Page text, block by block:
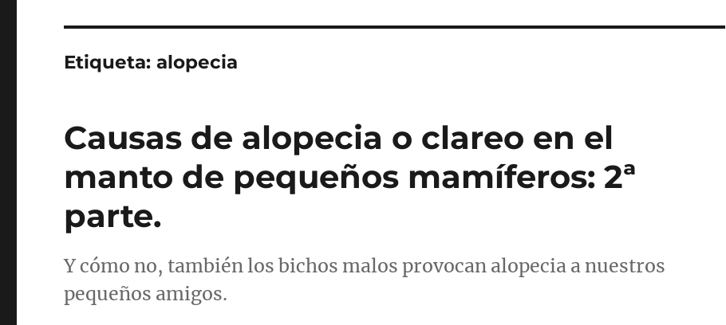
Etiqueta:alopecia
Causas de alopecia o clareo en el
manto de pequeños mamíferos: 2ª
parte.
Y cómo no, también los bichos malos provocan alopecia a nuestros
pequeños amigos.